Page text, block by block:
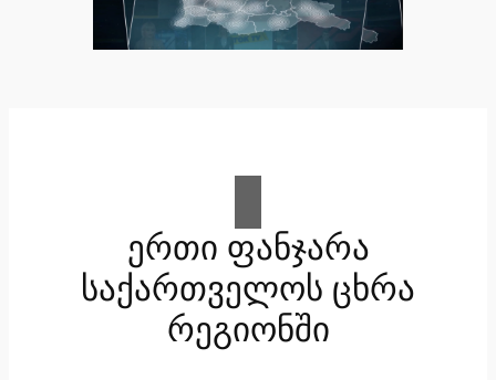
ერთი ფანჯარა
საქართველოს ცხრა
რეგიონში